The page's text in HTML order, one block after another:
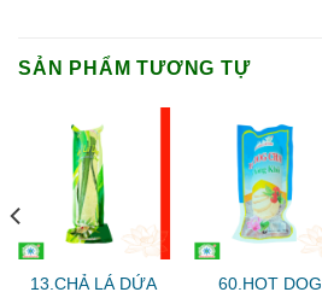
SẢN PHẨM TƯƠNG TỰ
13.CHẢ LÁ DỨA
60.HOT DOG